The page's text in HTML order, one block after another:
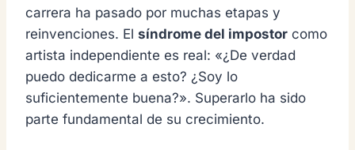
carrera ha pasado por muchas etapas y
reinvenciones. El síndrome del impostor como
artista independiente es real: «¿De verdad
puedo dedicarme a esto? ¿Soy lo
suficientemente buena?». Superarlo ha sido
parte fundamental de su crecimiento.